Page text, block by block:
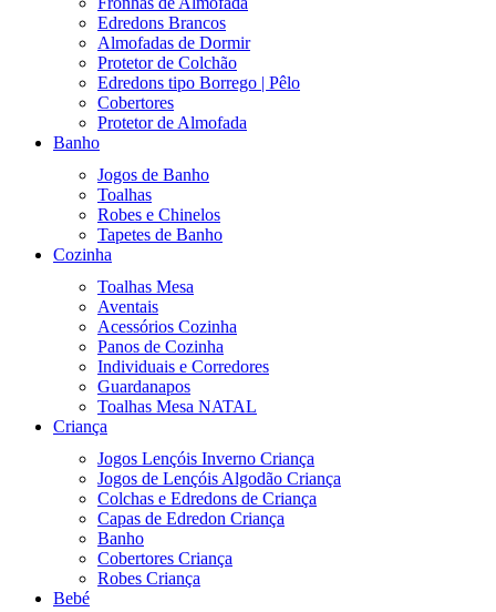
Edredons Brancos
Almofadas de Dormir
Protetor de Colchão
Edredons tipo Borrego | Pêlo
Cobertores
Protetor de Almofada
Banho
Jogos de Banho
Toalhas
Robes e Chinelos
Tapetes de Banho
Cozinha
Toalhas Mesa
Aventais
Acessórios Cozinha
Panos de Cozinha
Individuais e Corredores
Guardanapos
Toalhas Mesa NATAL
Criança
Jogos Lençóis Inverno Criança
Jogos de Lençóis Algodão Criança
Colchas e Edredons de Criança
Capas de Edredon Criança
Banho
Cobertores Criança
Robes Criança
Bebé